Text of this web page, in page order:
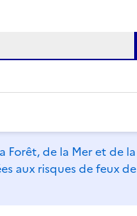
Forêt, de la Mer et de la
aux risques de feux de